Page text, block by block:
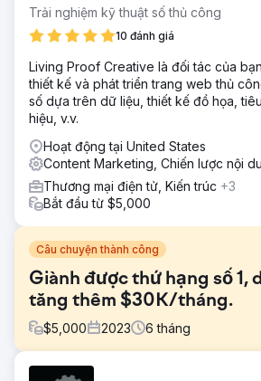
Trải nghiệm kỹ thuật số thủ công
10 đánh giá
Living Proof Creative là đối tác của
thiết kế và phát triển trang web thủ
số dựa trên dữ liệu, thiết kế đồ họa,
hiệu, v.v.
Hoạt động tại United States
Content Marketing, Chiến lược nội
Thương mại điện tử, Kiến trúc +3
Bắt đầu từ $5,000
Câu chuyện thành công
Giành được thứ hạng số 1,
tăng thêm $30K/tháng.
$5,000 2023 6 tháng
Thử thách